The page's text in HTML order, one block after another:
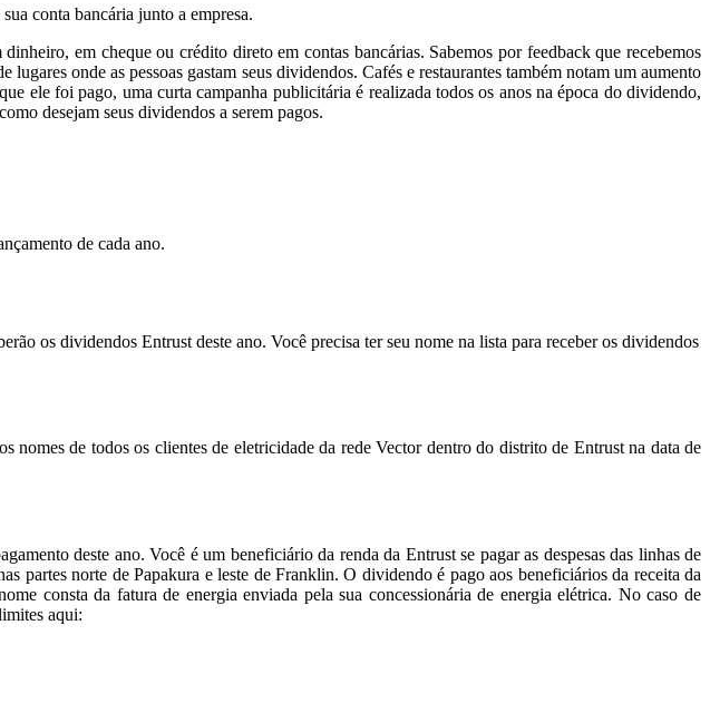
conta bancária junto a empresa.
em cheque ou crédito direto em contas bancárias. Sabemos por feedback que recebemos
onde as pessoas gastam seus dividendos. Cafés e restaurantes também notam um aumento
ele foi pago, uma curta campanha publicitária é realizada todos os anos na época do dividendo,
desejam seus dividendos a serem pagos.
de cada ano.
os dividendos Entrust deste ano. Você precisa ter seu nome na lista para receber os dividendos
nomes de todos os clientes de eletricidade da rede Vector dentro do distrito de Entrust na data de
deste ano. Você é um beneficiário da renda da Entrust se pagar as despesas das linhas de
partes norte de Papakura e leste de Franklin. O dividendo é pago aos beneficiários da receita da
consta da fatura de energia enviada pela sua concessionária de energia elétrica. No caso de
aqui: